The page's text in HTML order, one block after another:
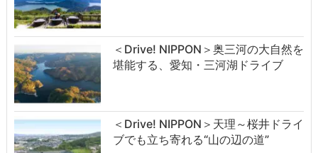
＜Drive! NIPPON＞奥三河の大自然を
堪能する、愛知・三河湖ドライブ
＜Drive! NIPPON＞天理～桜井ドライ
ブでも立ち寄れる“山の辺の道”